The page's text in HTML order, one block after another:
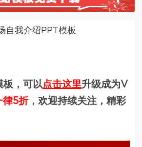
自我介绍PPT模板
板，可以点击这里升级成为V
律5折，欢迎持续关注，精彩